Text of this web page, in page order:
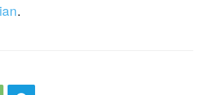
.